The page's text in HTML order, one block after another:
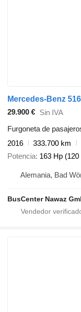
Mercedes-Benz
29.900 € Sin IVA
Furgoneta de
2016
333.700 km
Potencia 163 Hp (120
Alemania, Bad
BusCenter Nawaz